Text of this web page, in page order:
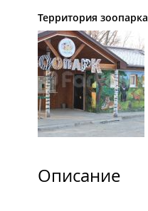
Территория зоопарка
Описание